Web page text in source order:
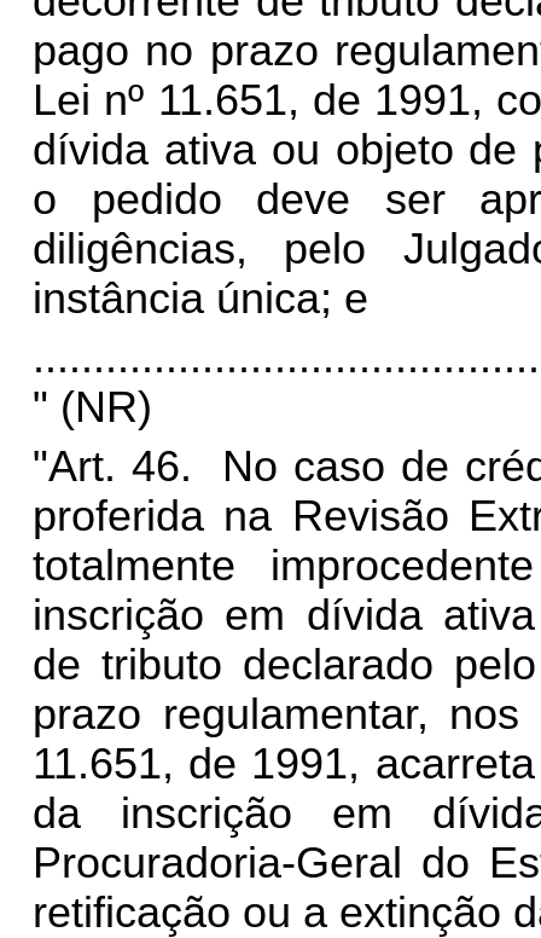
pago no prazo
Lei nº 11.651, de 1991,
dívida ativa ou objeto de
o pedido deve ser
diligências, pelo
instância única; e
" (NR)
"Art. 46. No caso de
proferida na Revisão
totalmente
inscrição em dívida
de tributo declarado
prazo regulamentar,
11.651, de 1991,
da inscrição em
Procuradoria-Geral do
retificação ou a extinção